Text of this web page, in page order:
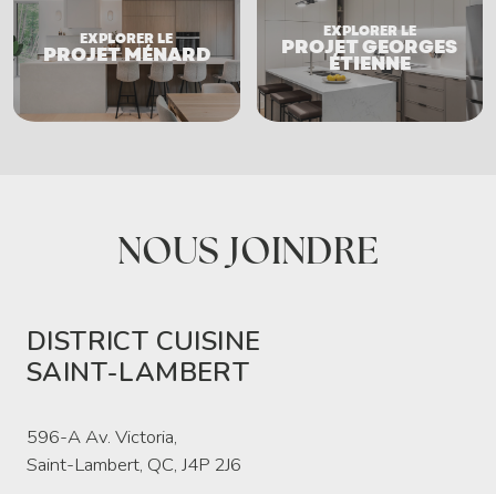
EXPLORER LE
PROJET MÉNARD
EXPLORER LE
PROJET GEORGES
ÉTIENNE
NOUS JOINDRE
DISTRICT CUISINE
SAINT-LAMBERT
596-A Av. Victoria,
Saint-Lambert, QC, J4P 2J6